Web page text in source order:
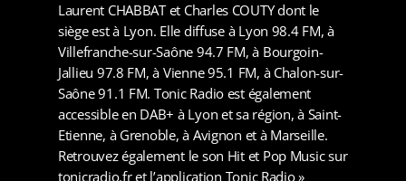
Laurent CHABBAT et Charles COUTY dont le
siège est à Lyon. Elle diffuse à Lyon 98.4 FM, à
Villefranche-sur-Saône 94.7 FM, à Bourgoin-
Jallieu 97.8 FM, à Vienne 95.1 FM, à Chalon-sur-
Saône 91.1 FM. Tonic Radio est également
accessible en DAB+ à Lyon et sa région, à Saint-
Etienne, à Grenoble, à Avignon et à Marseille.
Retrouvez également le son Hit et Pop Music sur
tonicradio.fr et l’application Tonic Radio »